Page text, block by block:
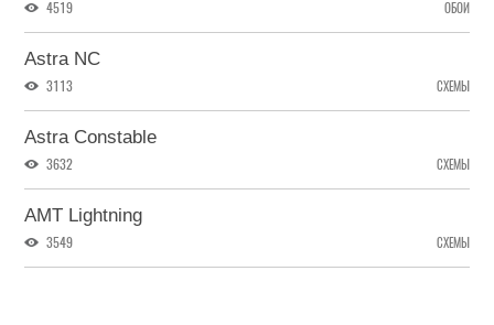
4519 ОБОИ
Astra NC
3113 СХЕМЫ
Astra Constable
3632 СХЕМЫ
AMT Lightning
3549 СХЕМЫ